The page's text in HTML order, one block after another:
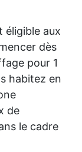
éligible aux
dès
pour 1
habitez en
de
le cadre